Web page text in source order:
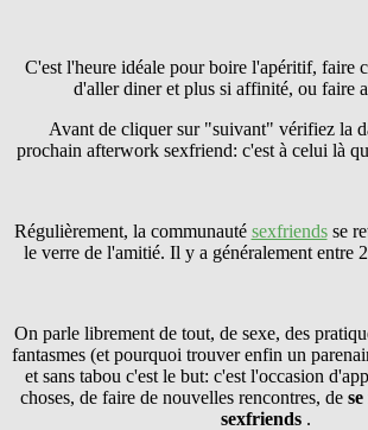
C'est l'heure idéale pour boire l'apéritif, faire
d'aller diner et plus si affinité, ou faire
Avant de cliquer sur "suivant" vérifiez la
prochain afterwork sexfriend: c'est à celui là
Régulièrement, la communauté sexfriendsse
le verre de l'amitié. Il y a généralement entre
On parle librement de tout, de sexe, des
fantasmes (et pourquoi trouver enfin un
et sans tabou c'est le but: c'est l'occasion
choses, de faire de nouvelles rencontres, de
sexfriends .